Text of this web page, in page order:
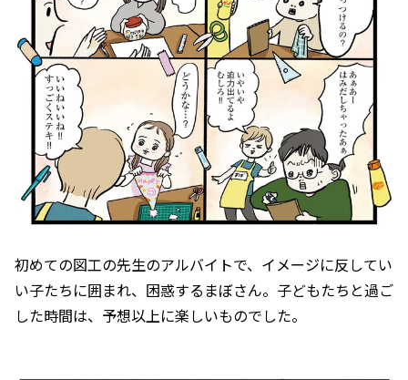
初めての図工の先生のアルバイトで、イメージに反してい
い子たちに囲まれ、困惑するまぼさん。子どもたちと過ご
した時間は、予想以上に楽しいものでした。